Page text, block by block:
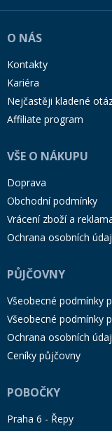
O NÁS
Kontakty
Kariéra
Nejčastěji kladené
Affiliate program
VŠE O NÁKUPU
Doprava
Obchodní podmínky
Vrácení zboží a
Ochrana osobních
PŮJČOVNY
Všeobecné podmínky
Všeobecné podmínky
Ochrana osobních
Ceníky půjčovny
POBOČKY
Praha 6 - Řepy